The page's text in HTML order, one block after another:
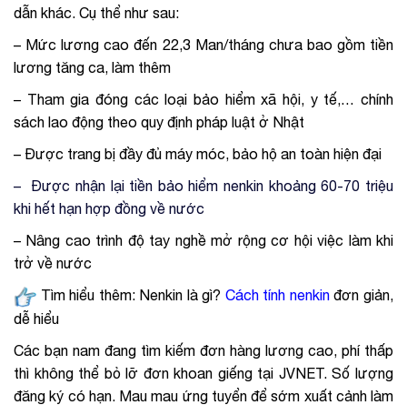
dẫn khác. Cụ thể như sau:
– Mức lương cao đến 22,3 Man/tháng chưa bao gồm tiền
lương tăng ca, làm thêm
– Tham gia đóng các loại bảo hiểm xã hội, y tế,… chính
sách lao động theo quy định pháp luật ở Nhật
– Được trang bị đầy đủ máy móc, bảo hộ an toàn hiện đại
– Được nhận lại tiền bảo hiểm nenkin khoảng 60-70 triệu
khi hết hạn hợp đồng về nước
– Nâng cao trình độ tay nghề mở rộng cơ hội việc làm khi
trở về nước
Tìm hiểu thêm: Nenkin là gì? Cách tính nenkinđơn giản,
dễ hiểu
Các bạn nam đang tìm kiếm đơn hàng lương cao, phí thấp
thì không thể bỏ lỡ đơn khoan giếng tại JVNET. Số lượng
đăng ký có hạn. Mau mau ứng tuyển để sớm xuất cảnh làm